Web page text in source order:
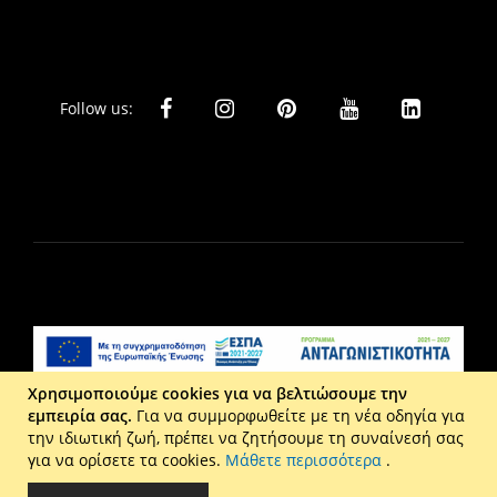
Follow us:
Liberta Ε.Π.Ε. - Τ: 2610 201 800 - Ε: eshop@maison.gr -
Γ.Ε.ΜΗ : 036110316000
Copyright © 2026 Maison. All rights reserved.
Χρησιμοποιούμε cookies για να βελτιώσουμε την
εμπειρία σας. Για να συμμορφωθείτε με τη νέα οδηγία για
την ιδιωτική ζωή, πρέπει να ζητήσουμε τη συναίνεσή σας
για να ορίσετε τα cookies. Μάθετε περισσότερα .